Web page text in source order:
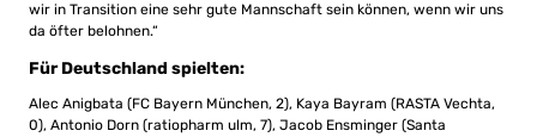
wir in Transition eine sehr gute Mannschaft sein können, wenn wir uns
da öfter belohnen.“
Für Deutschland spielten:
Alec Anigbata (FC Bayern München, 2), Kaya Bayram (RASTA Vechta,
0), Antonio Dorn (ratiopharm ulm, 7), Jacob Ensminger (Santa